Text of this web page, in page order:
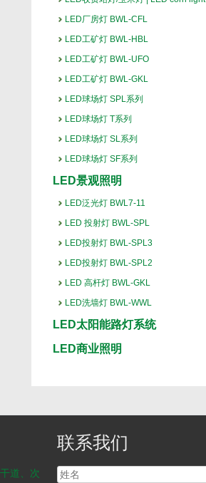
LED厂房灯 BWL-CFL
LED工矿灯 BWL-HBL
LED工矿灯 BWL-UFO
LED工矿灯 BWL-GKL
LED球场灯 SPL系列
LED球场灯 T系列
LED球场灯 SL系列
LED球场灯 SF系列
LED景观照明
LED泛光灯 BWL7-11
LED 投射灯 BWL-SPL
LED投射灯 BWL-SPL3
LED投射灯 BWL-SPL2
LED 高杆灯 BWL-GKL
LED洗墙灯 BWL-WWL
LED太阳能路灯系统
LED商业照明
道、次
联系我们